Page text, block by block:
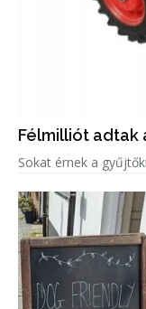
Félmilliót adtak
Sokat érnek a